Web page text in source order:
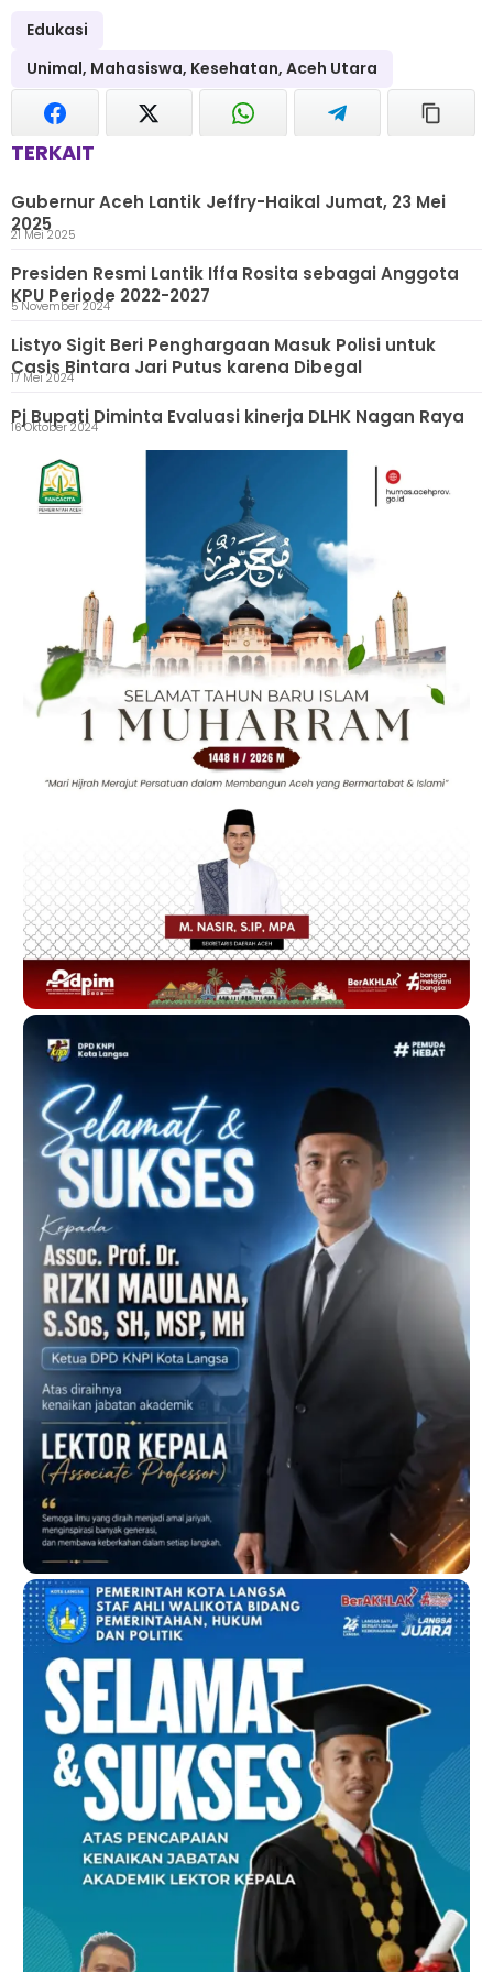
Edukasi
Unimal, Mahasiswa, Kesehatan, Aceh Utara
TERKAIT
Gubernur Aceh Lantik Jeffry-Haikal Jumat, 23 Mei
202521 Mei 2025
Presiden Resmi Lantik Iffa Rosita sebagai Anggota
KPU Periode 2022-2027
5 November 2024
Listyo Sigit Beri Penghargaan Masuk Polisi untuk
Casis Bintara Jari Putus karena Dibegal
17 Mei 2024
Pj Bupati Diminta Evaluasi kinerja DLHK Nagan Raya
16 Oktober 2024